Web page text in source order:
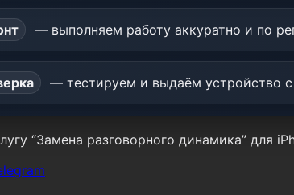
— выполняем работу аккуратно и по
— тестируем и выдаём устройство с
“Замена разговорного динамика” для